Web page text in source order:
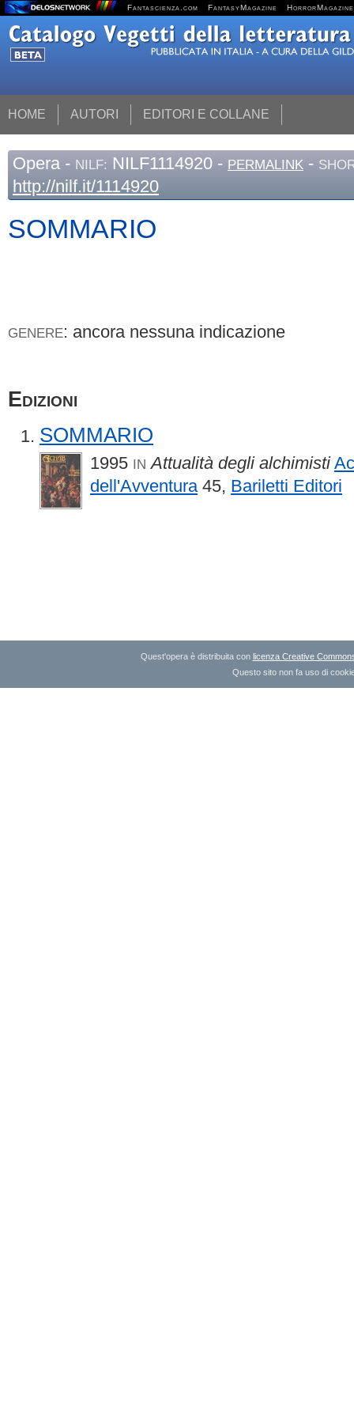
Fantascienza.com FantasyMagazine HorrorMagazine
HOME AUTORI EDITORI E COLLANE
Opera - NILF: NILF1114920 - PERMALINK -
http://nilf.it/1114920
SOMMARIO
GENERE: ancora nessuna indicazione
Edizioni
SOMMARIO
1995 IN Attualità degli alchimisti
dell'Avventura 45, Bariletti Editori
Quest'opera è distribuita con licenza Creative
Questo sito non fa uso di